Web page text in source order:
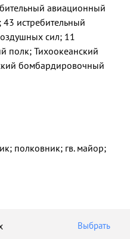
авиационный
истребительный
сил; 11
полк; Тихоокеанский
бомбардировочный
полковник; гв. майор;
Выбрать